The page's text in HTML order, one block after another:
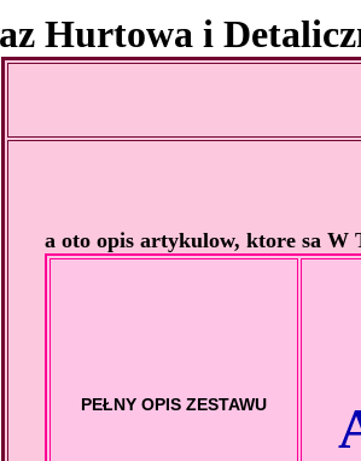
Hurtowa i
a oto opis artykulow, ktore sa
PEŁNY OPIS ZESTAWU